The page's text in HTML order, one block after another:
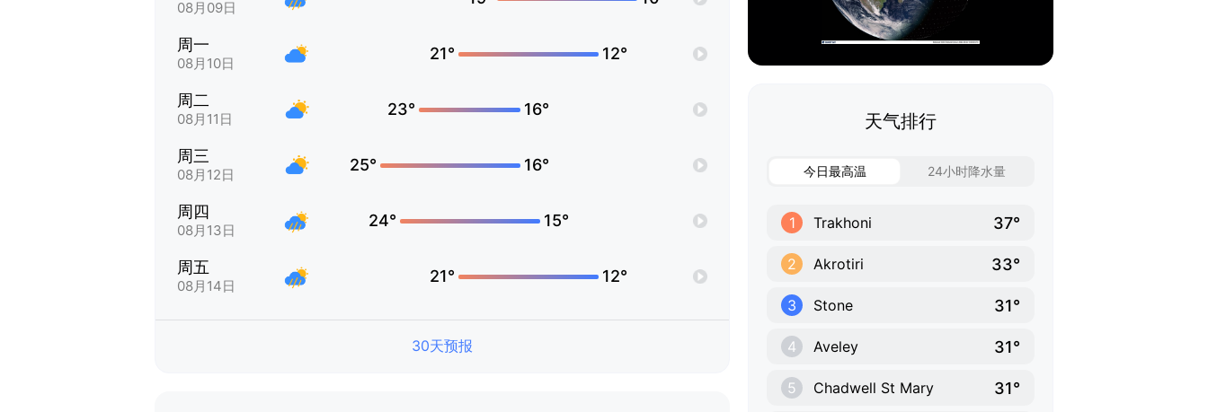
08月09日
周一
08月10日
21° 12°
周二
08月11日
23° 16°
周三
08月12日
25° 16°
周四
08月13日
24° 15°
周五
08月14日
21° 12°
30天预报
天气排行
今日最高温 24小时降水量
1 Trakhoni 37°
2 Akrotiri 33°
3 Stone 31°
4 Aveley 31°
5 Chadwell St Mary 31°